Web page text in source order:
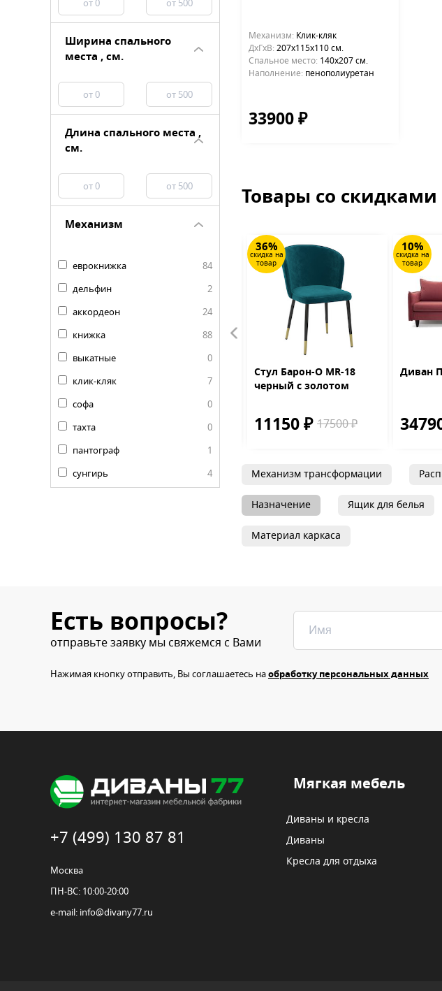
Ширина спального
места , см.
Длина спального места ,
см.
Механизм
еврокнижка
84
дельфин
2
аккордеон
24
книжка
88
выкатные
0
клик-кляк
7
софа
0
тахта
0
пантограф
1
сунгирь
4
Механизм: Клик-кляк
ДхГхВ: 207х115x110 см.
Cпальное место: 140х207 см.
Наполнение: пенополиуретан
33900 ₽
Товары со скидками
Ф MR-16
17500 ₽
товар
40060 ₽
36%
скидка на
товар
Стул Барон-О MR-18
черный с золотом
11150 ₽ 17500 ₽
10%
скидка на
товар
Диван
Механизм трансформации
Назначение Ящик для белья
Материал каркаса
Есть вопросы?
отправьте заявку мы свяжемся с Вами
Нажимая кнопку отправить, Вы соглашаетесь наобработку персональных данных
+7 (499) 130 87 81
Москва
ПН-ВС: 10:00-20:00
e-mail: info@divany77.ru
Мягкая мебель
Диваны и кресла
Диваны
Кресла для отдыха